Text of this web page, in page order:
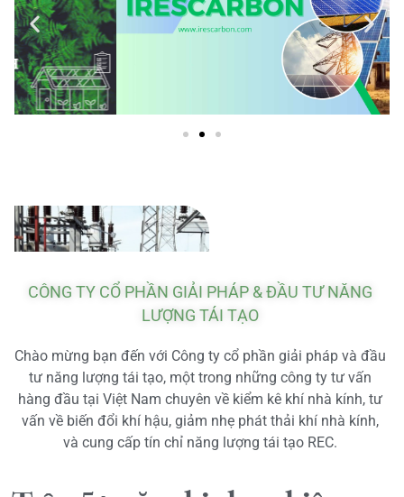
CÔNG TY CỔ PHẦN GIẢI PHÁP & ĐẦU TƯ NĂNG
LƯỢNG TÁI TẠO
Chào mừng bạn đến với Công ty cổ phần giải pháp và đầu
tư năng lượng tái tạo, một trong những công ty tư vấn
hàng đầu tại Việt Nam chuyên về kiểm kê khí nhà kính, tư
vấn về biến đổi khí hậu, giảm nhẹ phát thải khí nhà kính,
và cung cấp tín chỉ năng lượng tái tạo REC.